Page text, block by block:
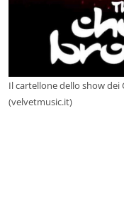
Il cartellone dello show dei
(velvetmusic.it)